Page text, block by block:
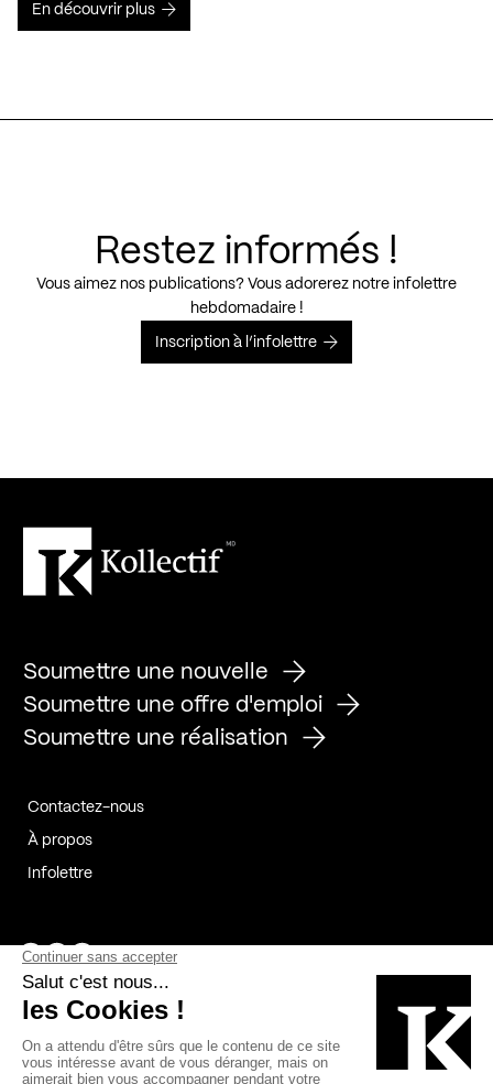
En découvrir plus
Restez informés !
Vous aimez nos publications? Vous adorerez notre infolettre
hebdomadaire !
Inscription à l’infolettre
Soumettre une nouvelle
Soumettre une offre d'emploi
Soumettre une réalisation
Contactez-nous
À propos
Infolettre
Page Facebook de Kollectif
Page Instagram de Kollectif
Page Linkedin de Kollectif